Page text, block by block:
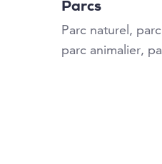
Parcs
Parc naturel,
parc animalier,